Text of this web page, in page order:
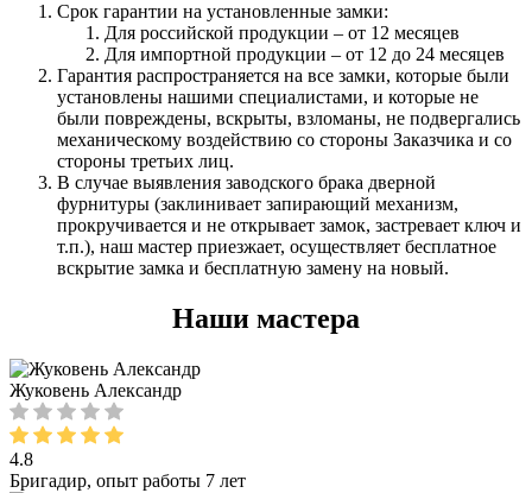
Срок гарантии на установленные замки:
Для российской продукции – от 12 месяцев
Для импортной продукции – от 12 до 24 месяцев
Гарантия распространяется на все замки, которые были
установлены нашими специалистами, и которые не
были повреждены, вскрыты, взломаны, не подвергались
механическому воздействию со стороны Заказчика и со
стороны третьих лиц.
В случае выявления заводского брака дверной
фурнитуры (заклинивает запирающий механизм,
прокручивается и не открывает замок, застревает ключ и
т.п.), наш мастер приезжает, осуществляет бесплатное
вскрытие замка и бесплатную замену на новый.
Наши мастера
Жуковень Александр
4.8
Бригадир, опыт работы 7 лет